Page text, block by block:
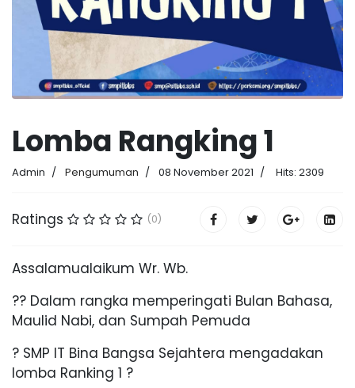
Lomba Rangking 1
Admin Pengumuman 08 November 2021 Hits: 2309
Ratings (0)
Assalamualaikum Wr. Wb.
?? Dalam rangka memperingati Bulan Bahasa,
Maulid Nabi, dan Sumpah Pemuda
? SMP IT Bina Bangsa Sejahtera mengadakan
lomba Ranking 1 ?